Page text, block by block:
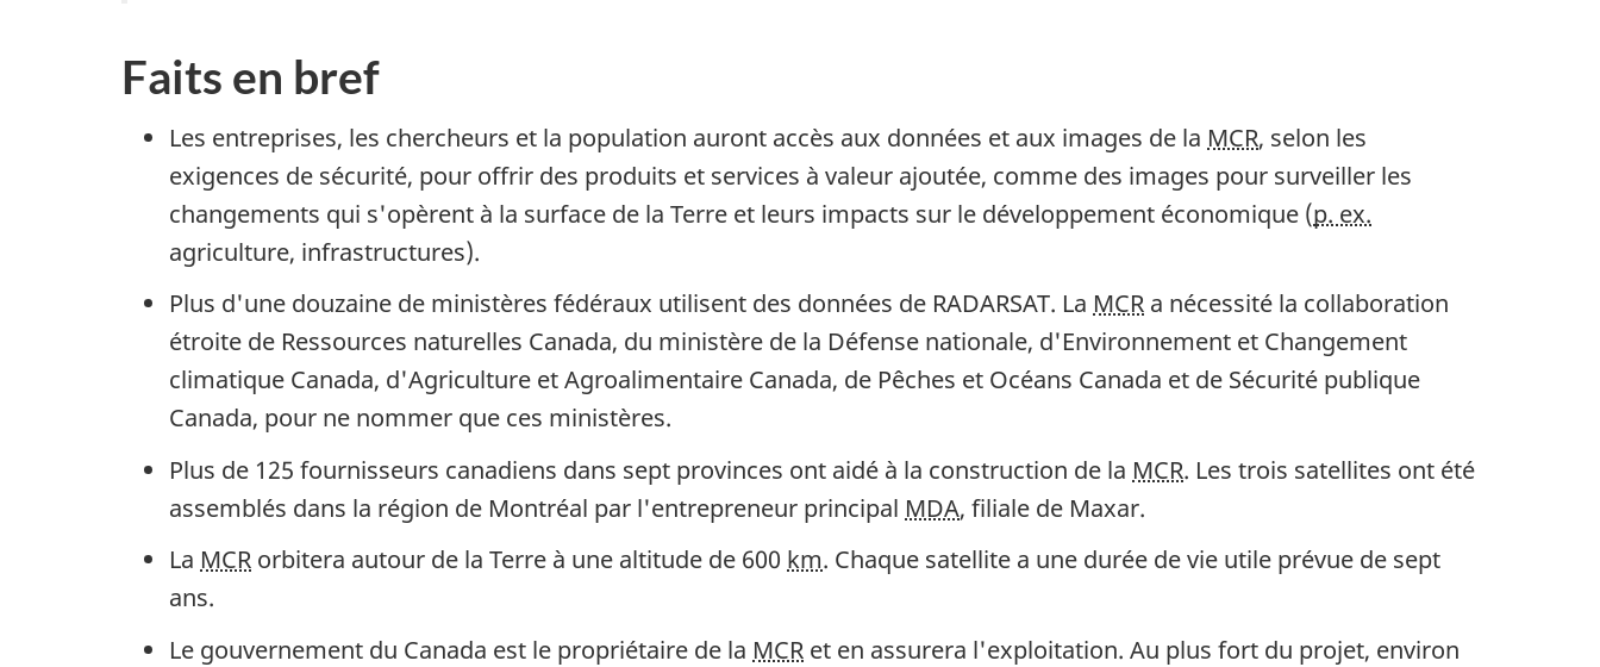
Faits en bref
Les entreprises, les chercheurs et la population auront accès aux données et aux images de la MCR, selon les
exigences de sécurité, pour offrir des produits et services à valeur ajoutée, comme des images pour surveiller les
changements qui s'opèrent à la surface de la Terre et leurs impacts sur le développement économique (p. ex.
agriculture, infrastructures).
Plus d'une douzaine de ministères fédéraux utilisent des données de RADARSAT. La MCR a nécessité la collaboration
étroite de Ressources naturelles Canada, du ministère de la Défense nationale, d'Environnement et Changement
climatique Canada, d'Agriculture et Agroalimentaire Canada, de Pêches et Océans Canada et de Sécurité publique
Canada, pour ne nommer que ces ministères.
Plus de 125 fournisseurs canadiens dans sept provinces ont aidé à la construction de la MCR. Les trois satellites ont été
assemblés dans la région de Montréal par l'entrepreneur principal MDA, filiale de Maxar.
La MCR orbitera autour de la Terre à une altitude de 600 km. Chaque satellite a une durée de vie utile prévue de sept
ans.
Le gouvernement du Canada est le propriétaire de la MCR et en assurera l'exploitation. Au plus fort du projet, environ